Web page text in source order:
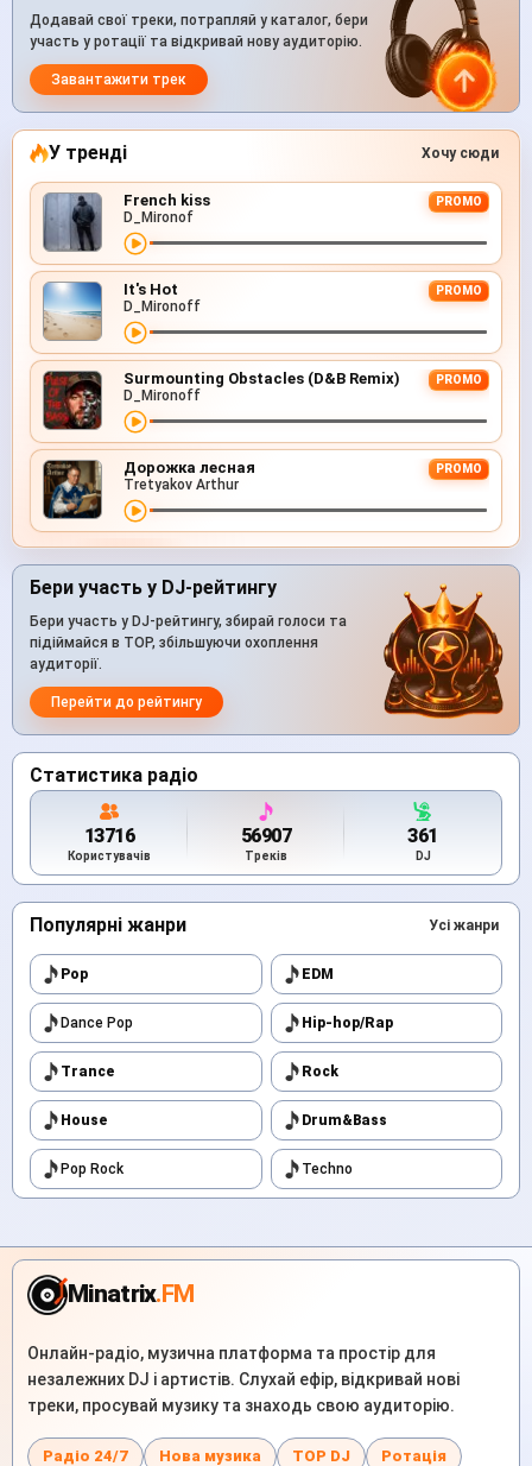
Додавай свої треки, потрапляй у каталог, бери
участь у ротації та відкривай нову аудиторію.
Завантажити трек
У тренді Хочу сюди
French kiss PROMO
D_Mironof
It's Hot PROMO
D_Mironoff
Surmounting Obstacles (D&B Remix) PROMO
D_Mironoff
Дорожка лесная PROMO
Tretyakov Arthur
Бери участь у DJ-рейтингу
Бери участь у DJ-рейтингу, збирай голоси та
підіймайся в TOP, збільшуючи охоплення
аудиторії.
Перейти до рейтингу
Статистика радіо
13716
Користувачів
56907
Треків
361
DJ
Популярні жанри Усі жанри
Pop EDM
Dance Pop Hip-hop/Rap
Trance Rock
House Drum&Bass
Pop Rock Techno
Minatrix.FM
Онлайн-радіо, музична платформа та простір для
незалежних DJ і артистів. Слухай ефір, відкривай нові
треки, просувай музику та знаходь свою аудиторію.
Радіо 24/7 Нова музика TOP DJ Ротація